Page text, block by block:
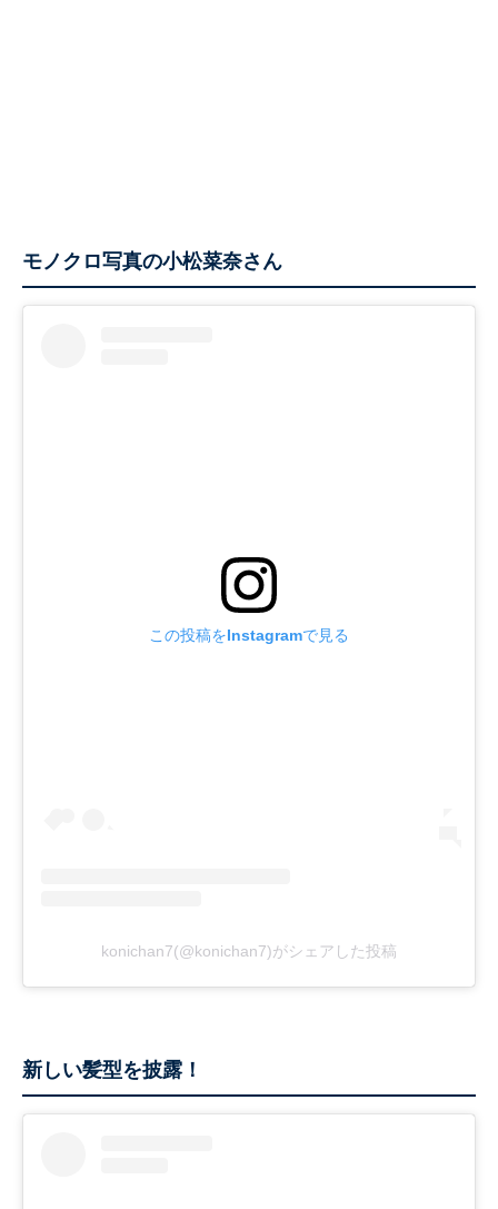
モノクロ写真の小松菜奈さん
この投稿をInstagramで見る
konichan7(@konichan7)がシェアした投稿
新しい髪型を披露！